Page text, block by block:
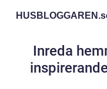
HUSBLOGGAREN.
Inreda